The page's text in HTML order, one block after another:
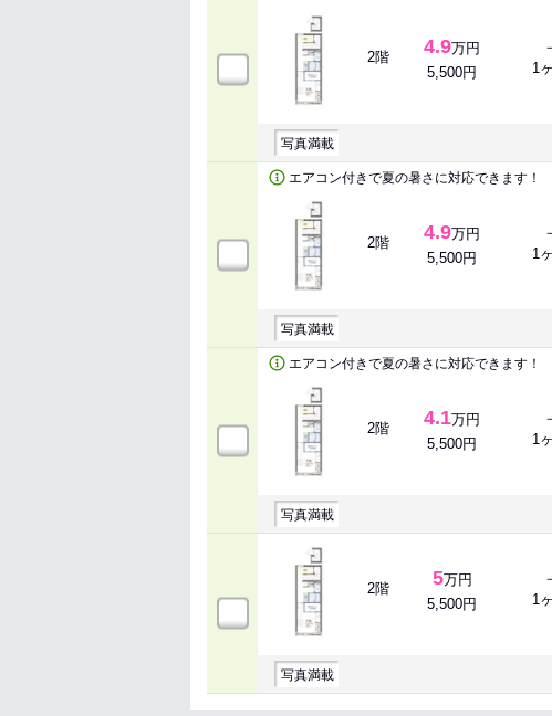
2階 4.9万円
5,500円
1
写真満載
エアコン付きで夏の暑さに対応できます！
2階 4.9万円
5,500円
1
写真満載
エアコン付きで夏の暑さに対応できます！
2階 4.1万円
5,500円
1
写真満載
2階 5万円
5,500円
1
写真満載